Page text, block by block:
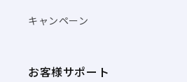
キャンペーン
お客様サポート